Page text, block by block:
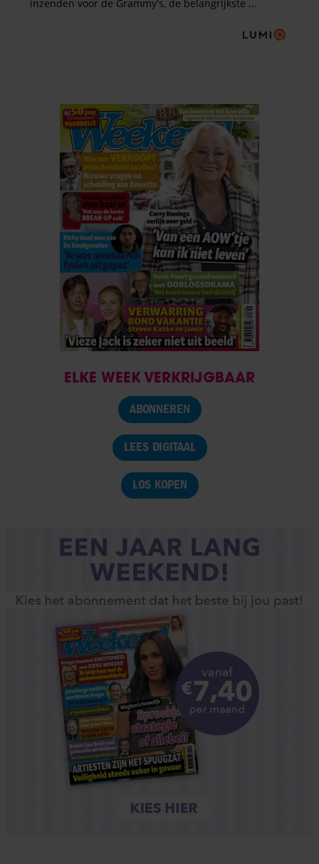
ELKE WEEK VERKRIJGBAAR
ABONNEREN
LEES DIGITAAL
LOS KOPEN